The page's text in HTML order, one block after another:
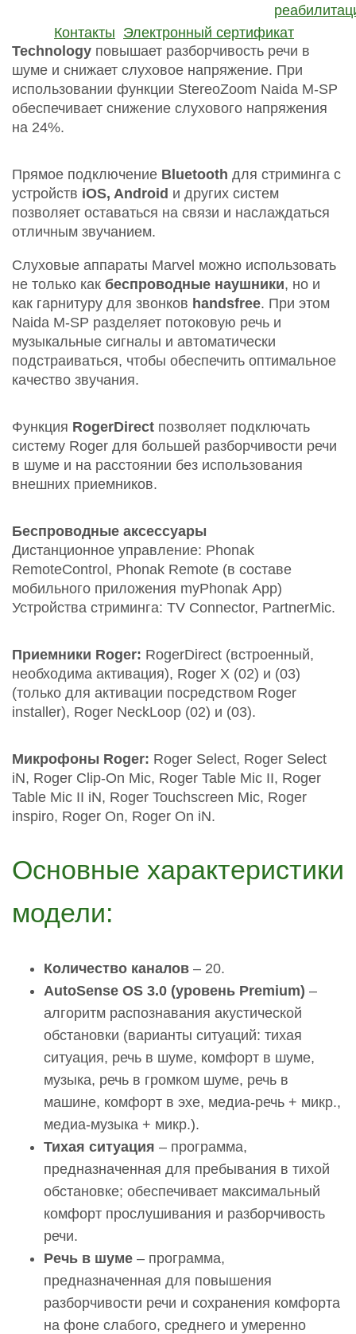
AutoSense OS 3.0и
технологияBinaural VoiceStream
Technology повышает разборчивость речи в
шуме и снижает слуховое напряжение. При
использовании функции StereoZoom Naida M-SP
обеспечивает снижение слухового напряжения
на 24%.
Прямое подключение Bluetooth для стриминга с
устройств iOS, Android и других систем
позволяет оставаться на связи и наслаждаться
отличным звучанием.
Слуховые аппараты Marvel можно использовать
не только как беспроводные наушники, но и
как гарнитуру для звонков handsfree. При этом
Naida M-SP разделяет потоковую речь и
музыкальные сигналы и автоматически
подстраиваться, чтобы обеспечить оптимальное
качество звучания.
Функция RogerDirect позволяет подключать
систему Roger для большей разборчивости речи
в шуме и на расстоянии без использования
внешних приемников.
Беспроводные аксессуары
Дистанционное управление: Phonak
RemoteControl, Phonak Remote (в составе
мобильного приложения myPhonak Аpp)
Устройства стриминга: TV Connector, PartnerMic.
Приемники Roger: RogerDirect (встроенный,
необходима активация), Roger X (02) и (03)
(только для активации посредством Roger
installer), Roger NeckLoop (02) и (03).
Микрофоны Roger: Roger Select, Roger Select
iN, Roger Clip-On Mic, Roger Table Mic II, Roger
Table Mic II iN, Roger Touchscreen Mic, Roger
inspiro, Roger On, Roger On iN.
Основные характеристики
модели:
Количество каналов – 20.
AutoSense OS 3.0 (уровень Premium) –
алгоритм распознавания акустической
обстановки (варианты ситуаций: тихая
ситуация, речь в шуме, комфорт в шуме,
музыка, речь в громком шуме, речь в
машине, комфорт в эхе, медиа-речь + микр.,
медиа-музыка + микр.).
Тихая ситуация – программа,
предназначенная для пребывания в тихой
обстановке; обеспечивает максимальный
комфорт прослушивания и разборчивость
речи.
Речь в шуме – программа,
предназначенная для повышения
разборчивости речи и сохранения комфорта
на фоне слабого, среднего и умеренно
Контакты Электронный сертификат